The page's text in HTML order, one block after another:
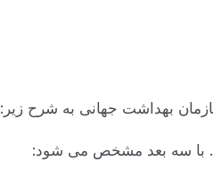
بهداشت جهانی به شرح زیر:
با سه بعد مشخص می شود: